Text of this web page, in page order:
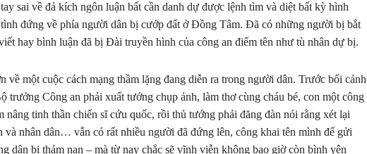
sai về đả kích ngôn luận bất cần danh dự được lệnh tìm và diệt bất kỳ hình
đứng về phía người dân bị cướp đất ở Đồng Tâm. Đã có những người bị bắt
hay bình luận đã bị Đài truyền hình của công an điểm tên như tù nhân dự bị.
về một cuộc cách mạng thầm lặng đang diễn ra trong người dân. Trước bối cảnh
trưởng Công an phải xuất tướng chụp ảnh, làm thơ cùng cháu bé, con một công
nâng tinh thần chiến sĩ cứu quốc, rồi thủ tướng phải đăng đàn nói rằng xét lại
và nhân dân… vẫn có rất nhiều người đã đứng lên, công khai tên mình để gửi
dân bị thảm nạn – mà từ nay chắc sẽ vĩnh viễn không bao giờ còn bình yên